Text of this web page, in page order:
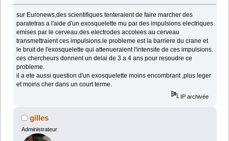
sur Euronews,des scientifiques tenteraient de faire marcher des
paratetras a l'aide d'un exosquelette mu par des impulsions electriques
emises par le cerveau.des electrodes accolees au cerveau
transmettraient ces impulsions.le probleme est la barriere du crane et
le bruit de l'exosquelette qui attenueraient l'intensite de ces impulsions.
ces chercheurs donnent un delai de 3 a 4 ans pour resoudre ce
probleme.
il a ete aussi question d'un exosquelette moins encombrant ,plus leger
et moins cher dans un court terme.
IP archivée
gilles
Administrateur